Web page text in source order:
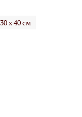
30 х 40 см